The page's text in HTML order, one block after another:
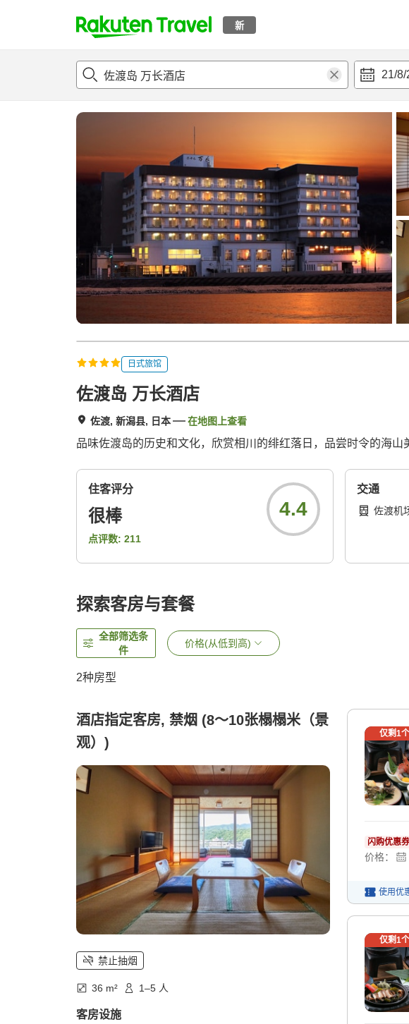
新
t
p
a
_
s
21/
概况 客房及住宿套餐评论
日式旅馆
佐渡岛 万长酒店
佐渡, 新潟县, 日本 在地图上查看
品味佐渡岛的历史和文化，欣赏相川的绯红落日，品尝时令的海山
住客评分
很棒
点评数: 211
4.4
交通
佐渡机
探索客房与套餐
全部筛选条
件
价格(从低到高)
2种房型
酒店指定客房, 禁烟 (8～10张榻榻米（景
观）)
禁止抽烟
36 m² 1–5 人
客房设施
仅剩1
闪购优惠券
价格：
使用优
仅剩1